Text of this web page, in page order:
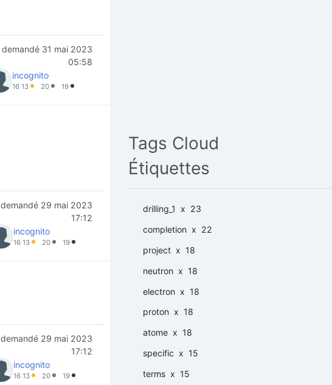
demandé 31 mai 2023
05:58
incognito
16 13 20 19
demandé 29 mai 2023
17:12
incognito
16 13 20 19
demandé 29 mai 2023
17:12
incognito
16 13 20 19
Tags Cloud
Étiquettes
drilling_1 x 23
completion x 22
project x 18
neutron x 18
electron x 18
proton x 18
atome x 18
specific x 15
terms x 15